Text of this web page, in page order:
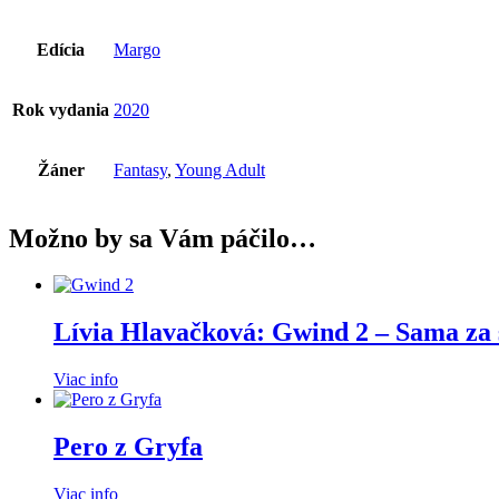
Edícia Margo
Rok vydania 2020
Žáner Fantasy, Young Adult
Možno by sa Vám páčilo…
Lívia Hlavačková: Gwind 2 – Sama za
Viac info
Pero z Gryfa
Viac info